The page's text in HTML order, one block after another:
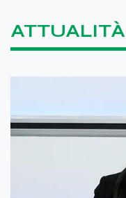
ATTUALITÀ